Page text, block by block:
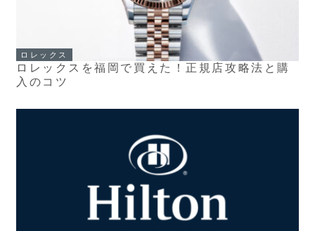
ロレックス
ロレックスを福岡で買えた！正規店攻略法と購
入のコツ